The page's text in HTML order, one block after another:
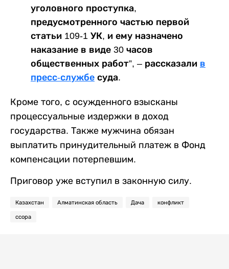
уголовного проступка,
предусмотренного частью первой
статьи 109-1 УК, и ему назначено
наказание в виде 30 часов
общественных работ”, – рассказали в
пресс-службе суда.
Кроме того, с осужденного взысканы
процессуальные издержки в доход
государства. Также мужчина обязан
выплатить принудительный платеж в Фонд
компенсации потерпевшим.
Приговор уже вступил в законную силу.
Казахстан Алматинская область Дача конфликт
ссора